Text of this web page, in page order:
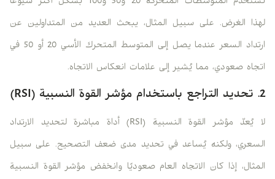
لهذا الغرض. على سبيل المثال، يبحث العديد من المتداولين عن
ارتداد السعر عندما يصل إلى المتوسط ​​المتحرك الأسي 20 أو 50 في
اتجاه صعودي، مما يُشير إلى علامات انعكاس الاتجاه.
2. تحديد التراجع باستخدام مؤشر القوة النسبية (RSI)
لا يُعدّ مؤشر القوة النسبية (RSI) أداة مباشرة لتحديد الارتداد
السعري، ولكنه يُساعد في تحديد مدى ضعف التصحيح. على سبيل
المثال، إذا كان الاتجاه العام صعوديًا وانخفض مؤشر القوة النسبية